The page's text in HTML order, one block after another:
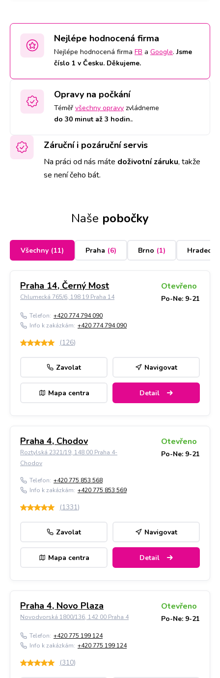
Nejlépe hodnocená firma
Nejlépe hodnocená firma FB a Google.Jsme
číslo 1 v Česku. Děkujeme.
Opravy na počkání
Téměř všechny opravy zvládneme
do 30 minut až 3 hodin..
Záruční i pozáruční servis
Na práci od nás máte doživotní záruku, takže
se není čeho bát.
Naše pobočky
Všechny (11) Praha (6) Brno (1) Hradec
Praha 14, Černý Most
Chlumecká 765/6, 198 19 Praha 14
Otevřeno
Po-Ne: 9-21
Telefon: +420 774 794 090
Info k zakázkám: +420 774 794 090
(126)
Zavolat Navigovat
Mapa centra Detail
Praha 4, Chodov
Roztylská 2321/19, 148 00 Praha 4-
Chodov
Otevřeno
Po-Ne: 9-21
Telefon: +420 775 853 568
Info k zakázkám: +420 775 853 569
(1331)
Zavolat Navigovat
Mapa centra Detail
Praha 4, Novo Plaza
Novodvorská 1800/136, 142 00 Praha 4
Otevřeno
Po-Ne: 9-21
Telefon: +420 775 199 124
Info k zakázkám: +420 775 199 124
(310)